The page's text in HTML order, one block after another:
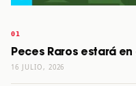
Peces Raros estará
16 JULIO, 2026